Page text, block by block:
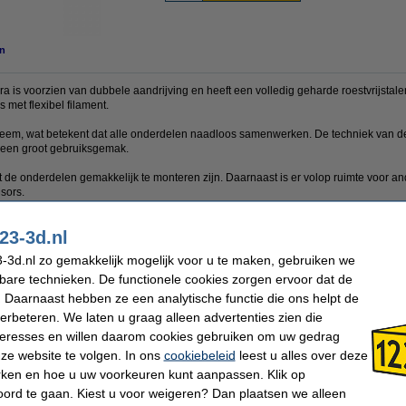
is voorzien van dubbele aandrijving en heeft een volledig geharde
met flexibel filament.
wat betekent dat alle onderdelen naadloos samenwerken. De techniek van
groot gebruiksgemak.
de onderdelen gemakkelijk te monteren zijn. Daarnaast is er volop ruimte voor
spanning wordt voorkomen dankzij de zogenaamde heatsink.
net als eventueel onderhoud. Zelfs wanneer filament geladen is, kunt u
E3D Nozzle diameter:
1,75 mm Ons Artikelnr:
12 V
3d.nl
3d.nl zo gemakkelijk mogelijk voor u te maken, gebruiken we
technieken. De functionele cookies zorgen ervoor dat de
hebben ze een analytische functie die ons helpt de
We laten u graag alleen advertenties zien die
en willen daarom cookies gebruiken om uw gedrag
website te volgen. In ons cookiebeleid leest u alles over deze
en hoe u uw voorkeuren kunt aanpassen. Klik op
te gaan. Kiest u voor weigeren? Dan plaatsen we alleen